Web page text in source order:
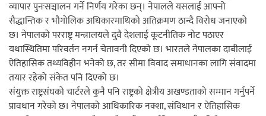
व्यापार पुनःसञ्चालन गर्ने निर्णय गरेका छन्। नेपालले यसलाई आफ्नो
सैद्धान्तिक र भौगोलिक अधिकारमाथिको अतिक्रमण ठान्दै विरोध जनाएको
छ। नेपालको परराष्ट्र मन्त्रालयले दुवै देशलाई कूटनीतिक नोट पठाएर
यथास्थितिमा परिवर्तन नगर्न चेतावनी दिएको छ। भारतले नेपालका दाबीलाई
ऐतिहासिक तथ्यविहीन भनेको छ, तर सीमा विवाद समाधानका लागि संवादमा
तयार रहेको संकेत पनि दिएको छ।
संयुक्त राष्ट्रसंघको चार्टरले कुनै पनि राष्ट्रको क्षेत्रीय अखण्डताको सम्मान गर्नुपर्ने
प्रावधान गरेको छ। नेपालको आधिकारिक नक्शा, संविधान र ऐतिहासिक